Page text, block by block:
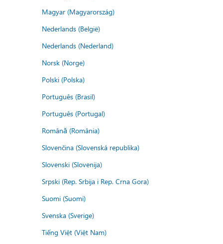
Magyar (Magyarország)
Nederlands (België)
Nederlands (Nederland)
Norsk (Norge)
Polski (Polska)
Português (Brasil)
Português (Portugal)
Română (România)
Slovenčina (Slovenská republika)
Slovenski (Slovenija)
Srpski (Rep. Srbija i Rep. Crna Gora)
Suomi (Suomi)
Svenska (Sverige)
Tiếng Việt (Việt Nam)